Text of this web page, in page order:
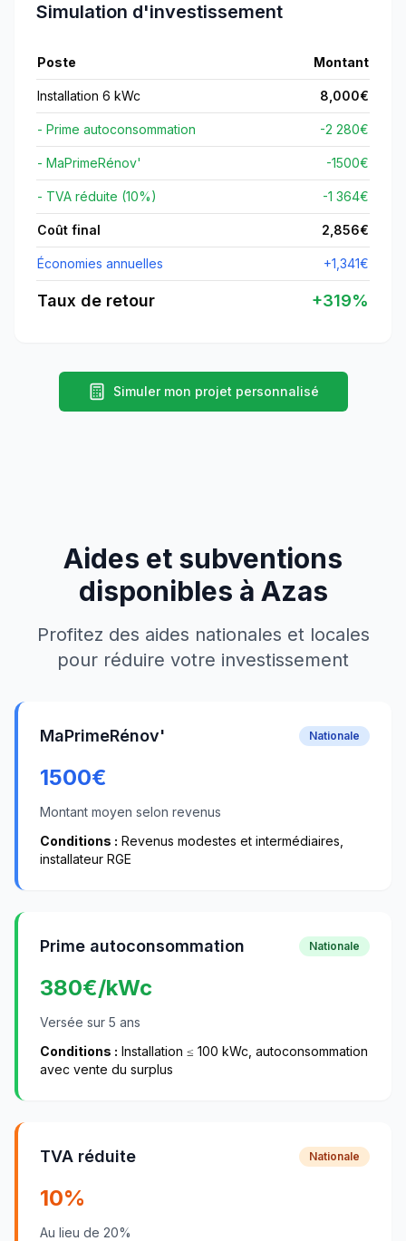
Simulation d'investissement
Poste Montant
Installation 6 kWc 8,000€
- Prime autoconsommation -2 280€
- MaPrimeRénov' -1500€
- TVA réduite (10%) -1 364€
Coût final 2,856€
Économies annuelles +1,341€
Taux de retour +319%
Simuler mon projet personnalisé
Aides et subventions
disponibles à Azas
Profitez des aides nationales et locales
pour réduire votre investissement
MaPrimeRénov' Nationale
1500€
Montant moyen selon revenus
Conditions : Revenus modestes et intermédiaires,
installateur RGE
Prime autoconsommation Nationale
380€/kWc
Versée sur 5 ans
Conditions : Installation ≤ 100 kWc, autoconsommation
avec vente du surplus
TVA réduite Nationale
10%
Au lieu de 20%